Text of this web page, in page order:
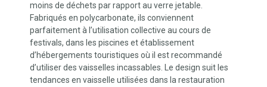
moins de déchets par rapport au verre jetable.
Fabriqués en polycarbonate, ils conviennent
parfaitement à l’utilisation collective au cours de
festivals, dans les piscines et établissement
d’hébergements touristiques où il est recommandé
d’utiliser des vaisselles incassables. Le design suit les
tendances en vaisselle utilisées dans la restauration